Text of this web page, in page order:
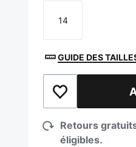
Taille
14
GUIDE DES
Ajouter à la
Retours
éligibles.